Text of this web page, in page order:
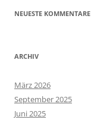
NEUESTE KOMMENTARE
ARCHIV
März 2026
September 2025
Juni 2025